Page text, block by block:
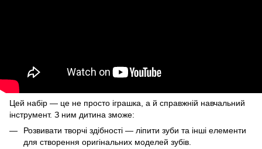
Цей набір — це не просто іграшка, а й справжній навчальний
інструмент. З ним дитина зможе:
Розвивати творчі здібності — ліпити зуби та інші елементи
для створення оригінальних моделей зубів.